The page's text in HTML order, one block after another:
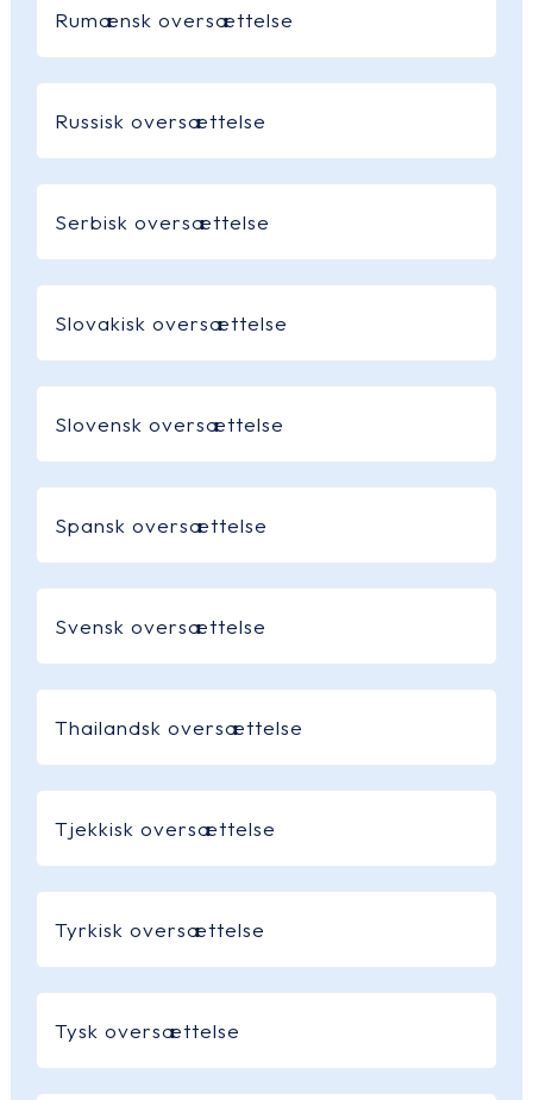
Rumænsk oversættelse
Russisk oversættelse
Serbisk oversættelse
Slovakisk oversættelse
Slovensk oversættelse
Spansk oversættelse
Svensk oversættelse
Thailandsk oversættelse
Tjekkisk oversættelse
Tyrkisk oversættelse
Tysk oversættelse